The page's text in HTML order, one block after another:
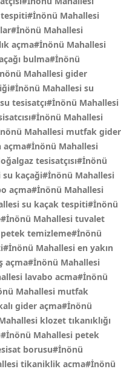
tespiti#İnönü Mahallesi
Mahallesi
açma#İnönü Mahallesi
bulma#İnönü
Mahallesi gider
Mahallesi su
tesisatçı#İnönü Mahallesi
Mahallesi
Mahallesi mutfak gider
Mahallesi
tesisatçısı#İnönü
kaçaği#İnönü Mahallesi
açma#İnönü Mahallesi
su kaçak tespiti#İnönü
Mahallesi tuvalet
temizleme#İnönü
Mahallesi en yakın
açma#İnönü Mahallesi
lavabo acma#İnönü
Mahallesi mutfak
gider açma#İnönü
klozet tıkanıklığı
Mahallesi petek
borusu#İnönü
tikaniklik acma#İnönü